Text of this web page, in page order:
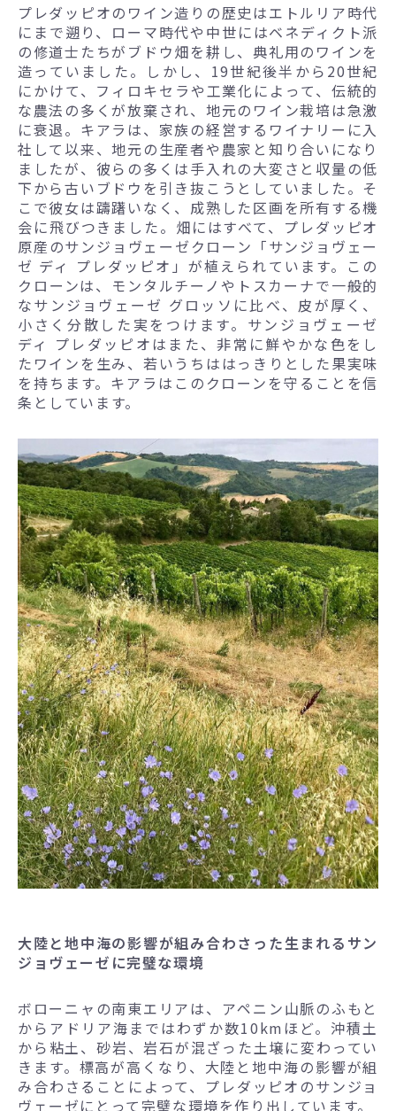
プレダッピオのワイン造りの歴史はエトルリア時代
にまで遡り、ローマ時代や中世にはベネディクト派
の修道士たちがブドウ畑を耕し、典礼用のワインを
造っていました。しかし、19世紀後半から20世紀
にかけて、フィロキセラや工業化によって、伝統的
な農法の多くが放棄され、地元のワイン栽培は急激
に衰退。キアラは、家族の経営するワイナリーに入
社して以来、地元の生産者や農家と知り合いになり
ましたが、彼らの多くは手入れの大変さと収量の低
下から古いブドウを引き抜こうとしていました。そ
こで彼女は躊躇いなく、成熟した区画を所有する機
会に飛びつきました。畑にはすべて、プレダッピオ
原産のサンジョヴェーゼクローン「サンジョヴェー
ゼ ディ プレダッピオ」が植えられています。この
クローンは、モンタルチーノやトスカーナで一般的
なサンジョヴェーゼ グロッソに比べ、皮が厚く、
小さく分散した実をつけます。サンジョヴェーゼ
ディ プレダッピオはまた、非常に鮮やかな色をし
たワインを生み、若いうちははっきりとした果実味
を持ちます。キアラはこのクローンを守ることを信
条としています。
大陸と地中海の影響が組み合わさった生まれるサン
ジョヴェーゼに完璧な環境
ボローニャの南東エリアは、アペニン山脈のふもと
からアドリア海まではわずか数10kmほど。沖積土
から粘土、砂岩、岩石が混ざった土壌に変わってい
きます。標高が高くなり、大陸と地中海の影響が組
み合わさることによって、プレダッピオのサンジョ
ヴェーゼにとって完璧な環境を作り出しています。